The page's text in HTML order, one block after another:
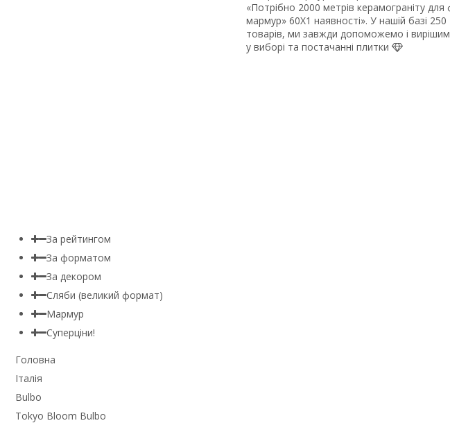
«Потрібно 2000 метрів керамограніту для
мармур» 60Х1 наявності». У нашій базі
товарів, ми завжди допоможемо і
у виборі та постачанні плитки
За рейтингом
За форматом
За декором
Сляби (великий формат)
Мармур
Суперціни!
Головна
Італія
Bulbo
Tokyo Bloom Bulbo